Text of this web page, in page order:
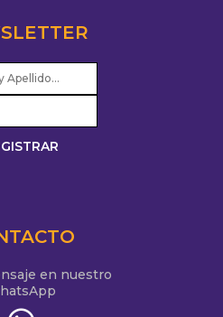
en nuestro